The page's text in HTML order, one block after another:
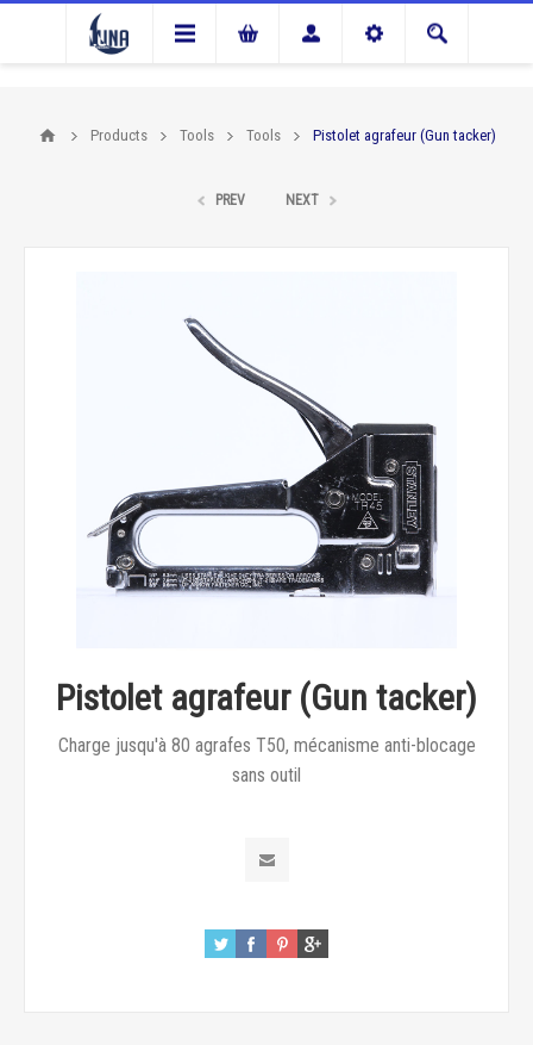
Products Tools Tools Pistolet agrafeur (Gun tacker)
PREV NEXT
Pistolet agrafeur (Gun tacker)
Charge jusqu'à 80 agrafes T50, mécanisme anti-blocage
sans outil